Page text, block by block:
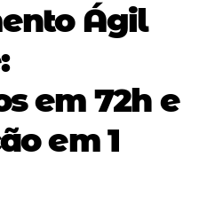
Ágil
em 72h e
em 1